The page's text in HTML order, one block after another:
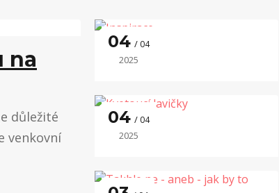
na
důležité
venkovní
04 04
2025
04 04
2025